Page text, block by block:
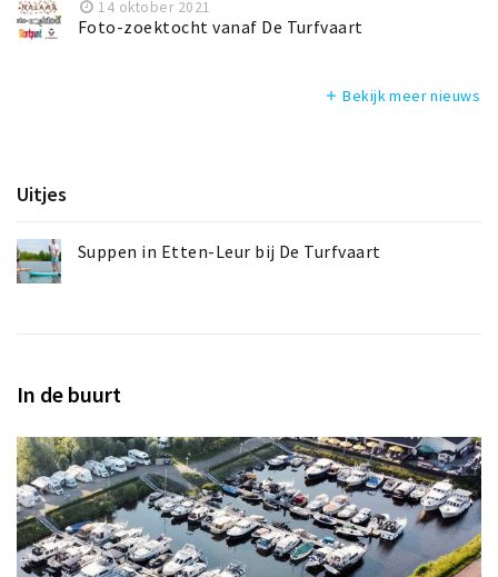
14 oktober 2021
Foto-zoektocht vanaf De Turfvaart
add Bekijk meer nieuws
Uitjes
Suppen in Etten-Leur bij De Turfvaart
In de buurt